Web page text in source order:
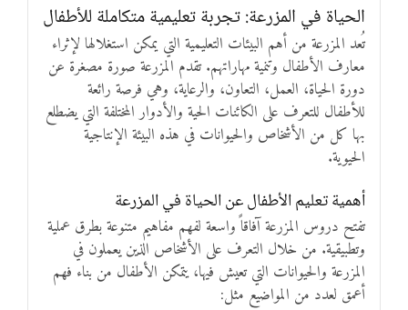
الحياة في المزرعة: تجربة تعليمية متكاملة للأطفال
تُعد المزرعة من أهم البيئات التعليمية التي يمكن استغلالها لإثراء
معارف الأطفال وتنمية مهاراتهم. تقدم المزرعة صورة مصغرة عن
دورة الحياة، العمل، التعاون، والرعاية، وهي فرصة رائعة
للأطفال للتعرف على الكائنات الحية والأدوار المختلفة التي يضطلع
بها كل من الأشخاص والحيوانات في هذه البيئة الإنتاجية
الحيوية.
أهمية تعليم الأطفال عن الحياة في المزرعة
تفتح دروس المزرعة آفاقاً واسعة لفهم مفاهيم متنوعة بطرق عملية
وتطبيقية. من خلال التعرف على الأشخاص الذين يعملون في
المزرعة والحيوانات التي تعيش فيها، يتمكن الأطفال من بناء فهم
أعمق لعدد من المواضيع مثل: